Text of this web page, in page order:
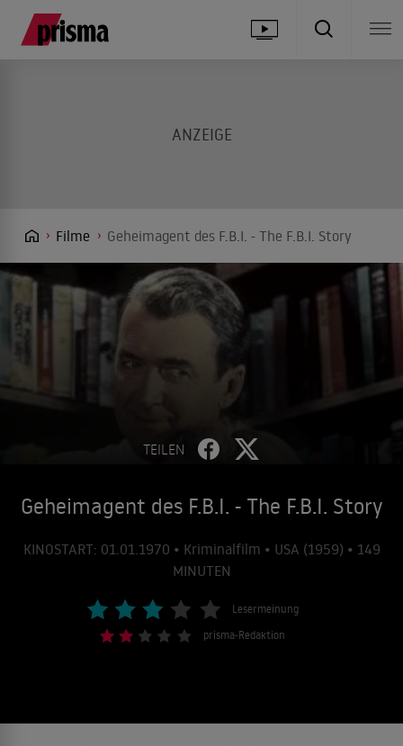
Filme Geheimagent des F.B.I. - The F.B.I. Story
TEILEN
Geheimagent des F.B.I. - The F.B.I. Story
KINOSTART: 01.01.1970 • Kriminalfilm • USA (1959) • 149
MINUTEN
Lesermeinung
prisma-Redaktion